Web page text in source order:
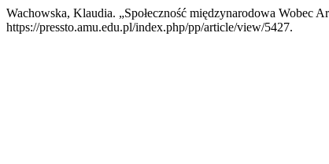
Wachowska, Klaudia. „Społeczność międzynarodowa Wobec
https://pressto.amu.edu.pl/index.php/pp/article/view/5427.